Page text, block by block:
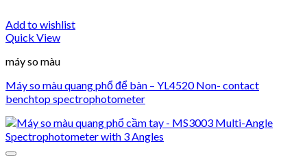
Add to wishlist
Quick View
máy so màu
Máy so màu quang phổ để bàn – YL4520 Non- contact
benchtop spectrophotometer